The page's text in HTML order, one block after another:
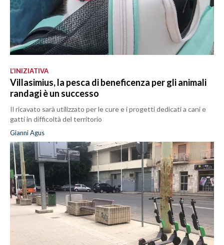
L’INIZIATIVA
Villasimius, la pesca di beneficenza per gli animali
randagi è un successo
Il ricavato sarà utilizzato per le cure e i progetti dedicati a cani e
gatti in difficoltà del territorio
Gianni Agus